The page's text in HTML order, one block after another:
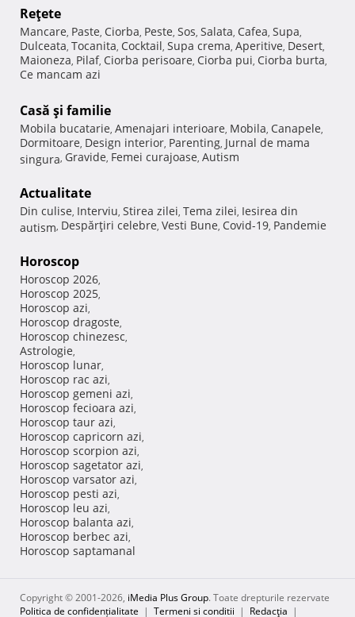
Reţete
Mancare, Paste, Ciorba, Peste, Sos, Salata, Cafea, Supa,
Dulceata, Tocanita, Cocktail, Supa crema, Aperitive, Desert,
Maioneza, Pilaf, Ciorba perisoare, Ciorba pui, Ciorba burta,
Ce mancam azi
Casă şi familie
Mobila bucatarie, Amenajari interioare, Mobila, Canapele,
Dormitoare, Design interior, Parenting, Jurnal de mama
singura, Gravide, Femei curajoase, Autism
Actualitate
Din culise, Interviu, Stirea zilei, Tema zilei, Iesirea din
autism, Despărţiri celebre, Vesti Bune, Covid-19, Pandemie
Horoscop
Horoscop 2026,
Horoscop 2025,
Horoscop azi,
Horoscop dragoste,
Horoscop chinezesc,
Astrologie,
Horoscop lunar,
Horoscop rac azi,
Horoscop gemeni azi,
Horoscop fecioara azi,
Horoscop taur azi,
Horoscop capricorn azi,
Horoscop scorpion azi,
Horoscop sagetator azi,
Horoscop varsator azi,
Horoscop pesti azi,
Horoscop leu azi,
Horoscop balanta azi,
Horoscop berbec azi,
Horoscop saptamanal
Copyright © 2001-2026, iMedia Plus Group. Toate drepturile rezervate
Politica de confidențialitate | Termeni si conditii | Redacţia |